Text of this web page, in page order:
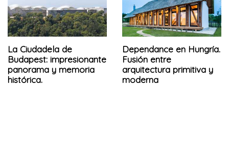
La Ciudadela de
Budapest: impresionante
panorama y memoria
histórica.
Dependance en Hungría.
Fusión entre
arquitectura primitiva y
moderna